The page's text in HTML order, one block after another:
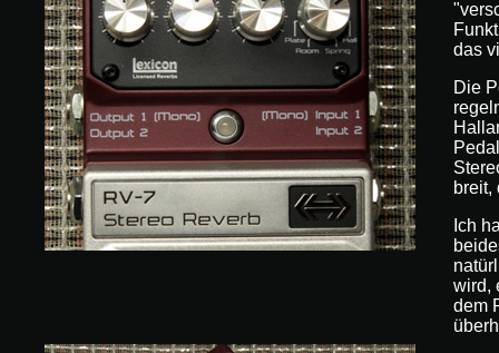
das
Die
breit,
Ich
wird,
dem